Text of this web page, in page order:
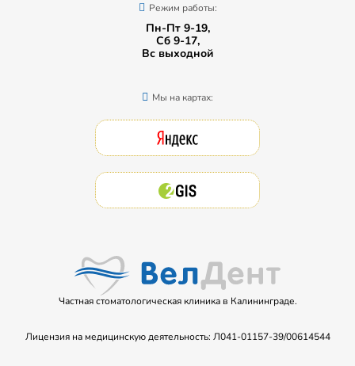
Частная стоматологическая клиника в Калининграде.
Лицензия на медицинскую деятельность: Л041-01157-39/00614544
Режим работы:
Пн-Пт 9-19,
Сб 9-17,
Вс выходной
Мы на картах: